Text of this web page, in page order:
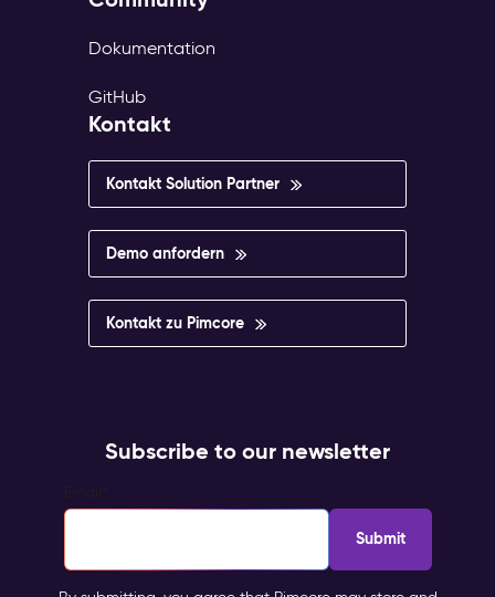
Dokumentation
GitHub
Kontakt
Kontakt Solution Partner
Demo anfordern
Kontakt zu Pimcore
Subscribe to our newsletter